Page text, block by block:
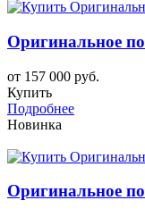
Оригинальное
от 157 000 руб.
Купить
Подробнее
Новинка
Оригинальное